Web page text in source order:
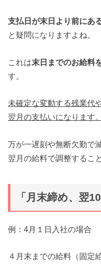
支払日が末日より前にあ
と疑問になりますよね。
これは末日までのお給料
す。
未確定な変動する残業代
翌月の支払いになります。
万が一遅刻や無断欠勤で
翌月の給料で調整するこ
「月末締め、翌
例：4月１日入社の場合
４月末までの給料（固定